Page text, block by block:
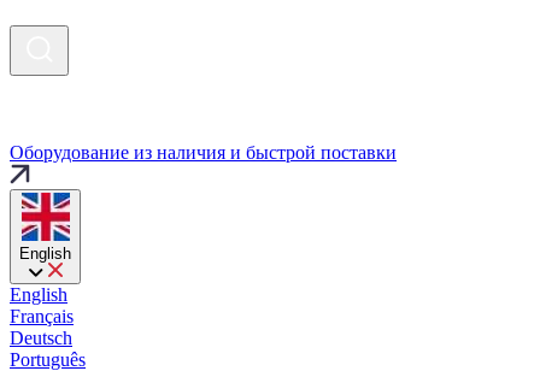
Оборудование из наличия и быстрой поставки
English
English
Français
Deutsch
Português